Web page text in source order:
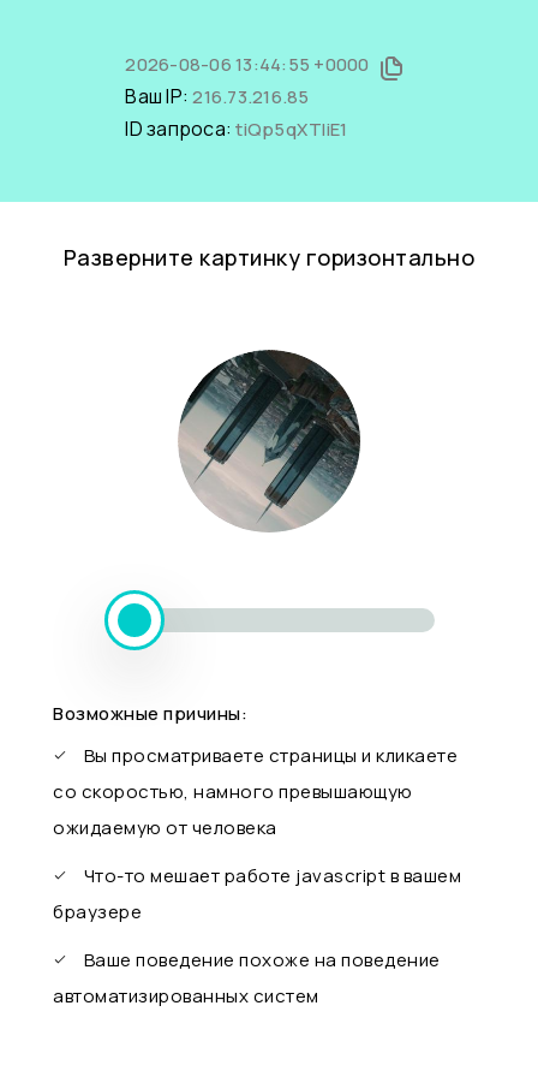
2026-08-06 13:44:55 +0000
Ваш IP:216.73.216.85
ID запроса:tiQp5qXTliE1
Разверните картинку горизонтально
Возможные причины:
Вы просматриваете страницы и кликаете
со скоростью, намного превышающую
ожидаемую от человека
Что-то мешает работе javascript в вашем
браузере
Ваше поведение похоже на поведение
автоматизированных систем